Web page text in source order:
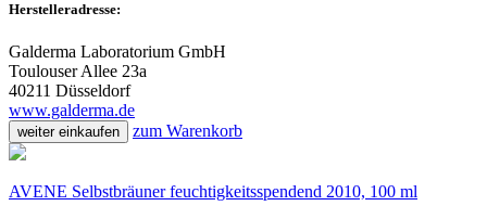
Herstelleradresse:
Galderma Laboratorium GmbH
Toulouser Allee 23a
40211 Düsseldorf
www.galderma.de
weiter einkaufen zum Warenkorb
AVENE Selbstbräuner feuchtigkeitsspendend 2010, 100 ml